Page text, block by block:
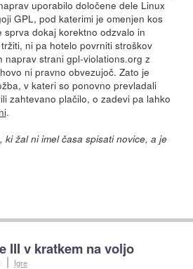
uporabilo določene dele Linux
GPL, pod katerimi je omenjen kos
dokaj korektno odzvalo in
ni pa hotelo povrniti stroškov
naprav strani gpl-violations.org z
ni pravno obvezujoč. Zato je
v kateri so ponovno prevladali
zahtevano plačilo, o zadevi pa lahko
.
, ki žal ni imel časa spisati novice, a je
III v kratkem na voljo
Igre